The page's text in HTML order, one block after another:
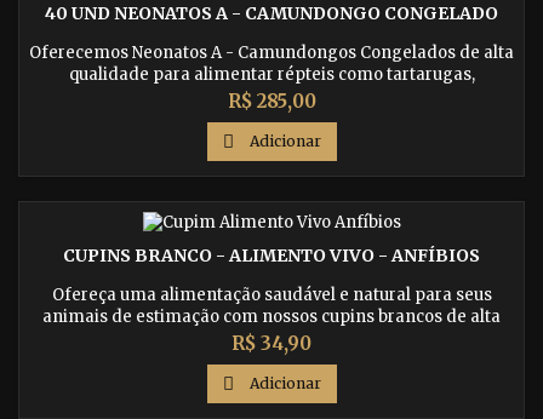
40 UND NEONATOS A - CAMUNDONGO CONGELADO
Oferecemos Neonatos A - Camundongos Congelados de alta
qualidade para alimentar répteis como tartarugas,
tarântulas, baby serpentes, geckos e muito mais. Compre
agora e receba em qualquer lugar do Brasil. Clique aqui para
saber mais.
Preço
R$ 285,00
 Adicionar
CUPINS BRANCO - ALIMENTO VIVO - ANFÍBIOS
Ofereça uma alimentação saudável e natural para seus
animais de estimação com nossos cupins brancos de alta
qualidade. Entrega rápida e segura para todo o Brasil.
Preço
R$ 34,90
 Adicionar